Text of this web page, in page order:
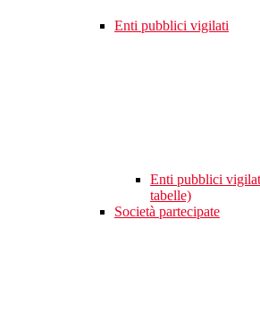
Enti pubblici vigilati
Enti pubblici
tabelle)
Società partecipate